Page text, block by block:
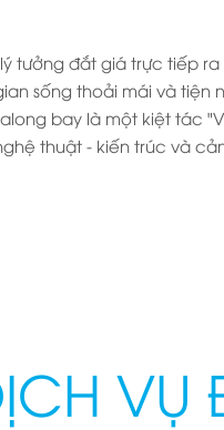
tưởng đắt giá trực tiếp
sống thoải mái và tiện
bay là một kiệt tác
thuật - kiến trúc và